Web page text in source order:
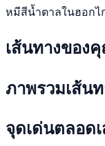
หมีสีน้ำตาลในฮอกไ
เส้นทางของ
ภาพรวมเส้น
จุดเด่นตลอด